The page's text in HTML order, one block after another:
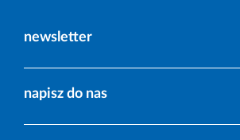
newsletter
napisz do nas